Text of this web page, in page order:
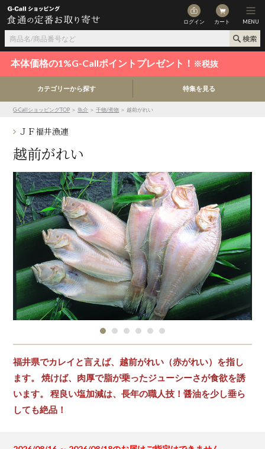
ログイン カート MENU
本体価格の1%G-Callポイントプレゼント！ ※税抜
カテゴリーから探す 特集を見る
G-CallショッピングTOP ＞魚介 ＞干物/煮物 ＞ 越前がれい
ＪＦ福井漁連
越前がれい
福井県でカレイと言えば、越前がれい（赤がれい）を指し
ます。 焼けば、肉厚で脂が乗ったジューシーさが食欲を誘
います。 程良い塩加減は、長年の職人技！醤油を少し垂ら
しても絶品！